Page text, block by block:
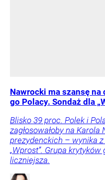
Nawrocki ma szansę na
go Polacy. Sondaż dla
Blisko 39 proc. Polek i
zagłosowałoby na
prezydenckich – wynika
„Wprost”. Grupa
liczniejsza.